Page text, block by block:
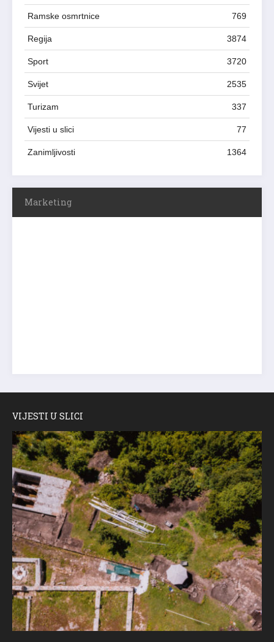
Ramske osmrtnice 769
Regija 3874
Sport 3720
Svijet 2535
Turizam 337
Vijesti u slici 77
Zanimljivosti 1364
Marketing
VIJESTI U SLICI